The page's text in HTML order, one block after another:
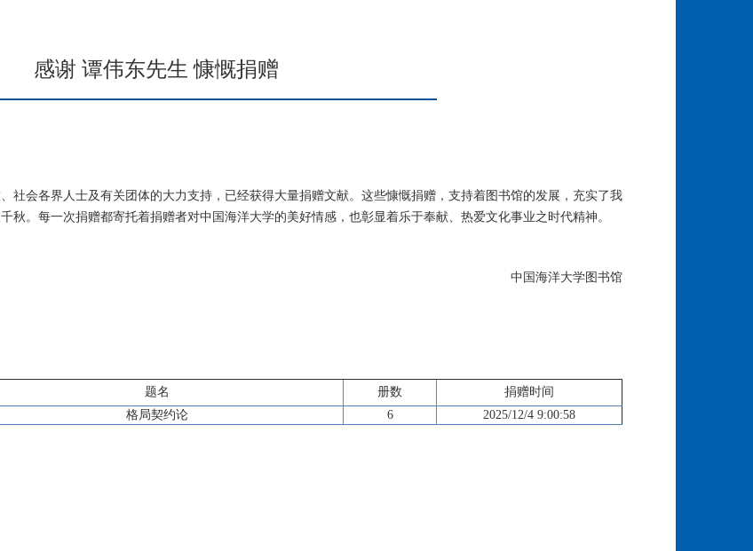
感谢 谭伟东先生 慷慨捐赠
社会各界人士及有关团体的大力支持，已经获得大量捐赠文献。这些慷慨捐赠，支持着图书馆的发展，充实了我
秋。每一次捐赠都寄托着捐赠者对中国海洋大学的美好情感，也彰显着乐于奉献、热爱文化事业之时代精神。
中国海洋大学图书馆
题名 册数
捐赠时间
格局契约论 6 2025/12/4 9:00:58